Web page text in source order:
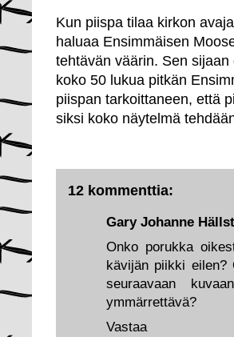
Kun piispa tilaa kirkon
haluaa Ensimmäisen
tehtävän väärin. Sen
koko 50 lukua pitkän
piispan tarkoittaneen, että
siksi koko näytelmä
12 kommenttia:
Gary Johanne
Onko porukka
kävijän piikki
seuraavaan
ymmärrettävä?
Vastaa